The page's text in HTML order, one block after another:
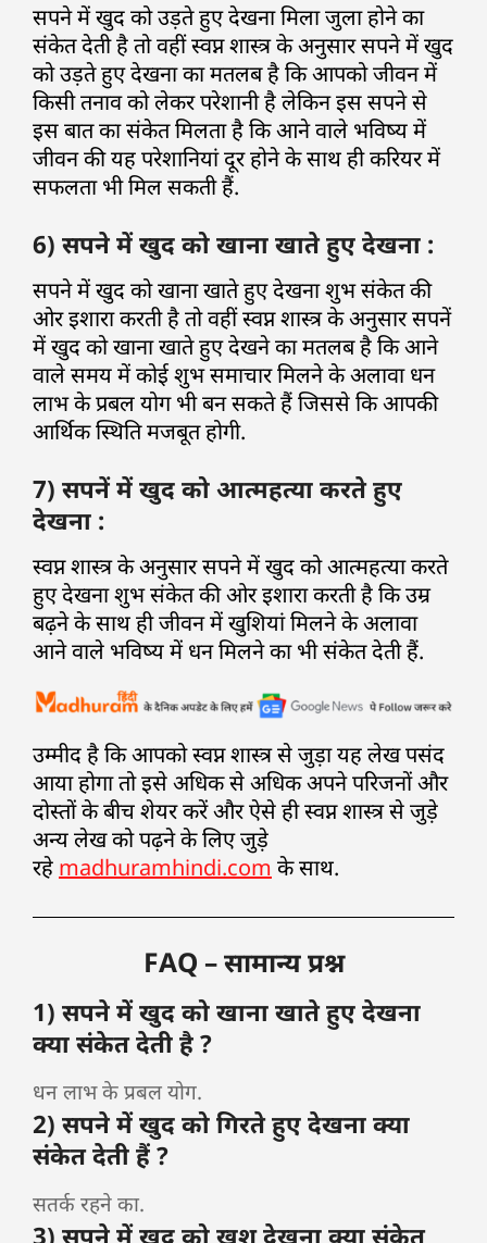
सपने में खुद को उड़ते हुए देखना मिला जुला होने का
संकेत देती है तो वहीं स्वप्न शास्त्र के अनुसार सपने में खुद
को उड़ते हुए देखना का मतलब है कि आपको जीवन में
किसी तनाव को लेकर परेशानी है लेकिन इस सपने से
इस बात का संकेत मिलता है कि आने वाले भविष्य में
जीवन की यह परेशानियां दूर होने के साथ ही करियर में
सफलता भी मिल सकती हैं.
6) सपने में खुद को खाना खाते हुए देखना :
सपने में खुद को खाना खाते हुए देखना शुभ संकेत की
ओर इशारा करती है तो वहीं स्वप्न शास्त्र के अनुसार सपनें
में खुद को खाना खाते हुए देखने का मतलब है कि आने
वाले समय में कोई शुभ समाचार मिलने के अलावा धन
लाभ के प्रबल योग भी बन सकते हैं जिससे कि आपकी
आर्थिक स्थिति मजबूत होगी.
7) सपनें में खुद को आत्महत्या करते हुए
देखना :
स्वप्न शास्त्र के अनुसार सपने में खुद को आत्महत्या करते
हुए देखना शुभ संकेत की ओर इशारा करती है कि उम्र
बढ़ने के साथ ही जीवन में खुशियां मिलने के अलावा
आने वाले भविष्य में धन मिलने का भी संकेत देती हैं.
उम्मीद है कि आपको स्वप्न शास्त्र से जुड़ा यह लेख पसंद
आया होगा तो इसे अधिक से अधिक अपने परिजनों और
दोस्तों के बीच शेयर करें और ऐसे ही स्वप्न शास्त्र से जुड़े
अन्य लेख को पढ़ने के लिए जुड़े
रहे madhuramhindi.com के साथ.
FAQ – सामान्य प्रश्न
1) सपने में खुद को खाना खाते हुए देखना
क्या संकेत देती है ?
धन लाभ के प्रबल योग.
2) सपने में खुद को गिरते हुए देखना क्या
संकेत देती हैं ?
सतर्क रहने का.
3) सपने में खुद को खुश देखना क्या संकेत